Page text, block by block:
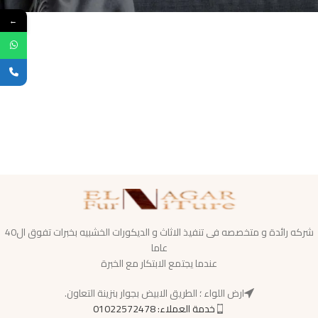
شركه رائدة و متخصصه فى تنفيذ الاثاث و الديكورات الخشبيه بخبرات تفوق ال40
عاما
عندما يجتمع الابتكار مع الخبرة
ارض اللواء ؛ الطريق الابيض بجوار بنزينة التعاون.
خدمة العملاء: 01022572478
←